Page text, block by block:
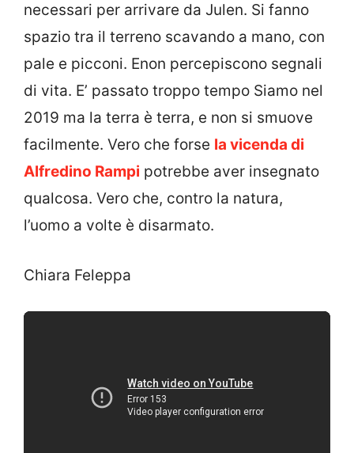
necessari per arrivare da Julen. Si fanno
spazio tra il terreno scavando a mano, con
pale e picconi. Enon percepiscono segnali
di vita. E’ passato troppo tempo Siamo nel
2019 ma la terra è terra, e non si smuove
facilmente. Vero che forse la vicenda di
Alfredino Rampi potrebbe aver insegnato
qualcosa. Vero che, contro la natura,
l’uomo a volte è disarmato.
Chiara Feleppa